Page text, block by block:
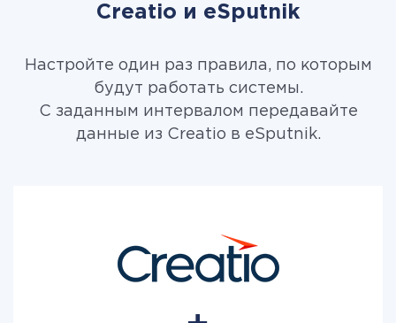
Creatio и eSputnik
Настройте один раз правила, по которым
будут работать системы.
С заданным интервалом передавайте
данные из Creatio в eSputnik.